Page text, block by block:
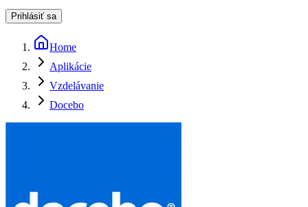
Prihlásiť sa
Home
Aplikácie
Vzdelávanie
Docebo